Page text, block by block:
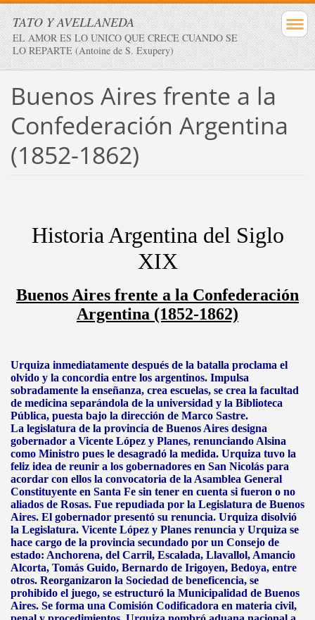
TATO Y AVELLANEDA
EL AMOR ES LO UNICO QUE CRECE CUANDO SE
LO REPARTE (Antoine de S. Exupery)
Buenos Aires frente a la
Confederación Argentina
(1852-1862)
Historia Argentina del Siglo
XIX
Buenos Aires frente a la Confederación
Argentina (1852-1862)
Urquiza inmediatamente después de la batalla proclama el
olvido y la concordia entre los argentinos. Impulsa
sobradamente la enseñanza, crea escuelas, se crea la facultad
de medicina separándola de la universidad y la Biblioteca
Pública, puesta bajo la dirección de Marco Sastre.
La legislatura de la provincia de Buenos Aires designa
gobernador a Vicente López y Planes, renunciando Alsina
como Ministro pues le desagradó la medida. Urquiza tuvo la
feliz idea de reunir a los gobernadores en San Nicolás para
acordar con ellos la convocatoria de la Asamblea General
Constituyente en Santa Fe sin tener en cuenta si fueron o no
aliados de Rosas. Fue repudiada por la Legislatura de Buenos
Aires. El gobernador presentó su renuncia. Urquiza disolvió
la Legislatura. Vicente López y Planes renuncia y Urquiza se
hace cargo de la provincia secundado por un Consejo de
estado: Anchorena, del Carril, Escalada, Llavallol, Amancio
Alcorta, Tomás Guido, Bernardo de Irigoyen, Bedoya, entre
otros. Reorganizaron la Sociedad de beneficencia, se
prohibido el juego, se estructuró la Municipalidad de Buenos
Aires. Se forma una Comisión Codificadora en materia civil,